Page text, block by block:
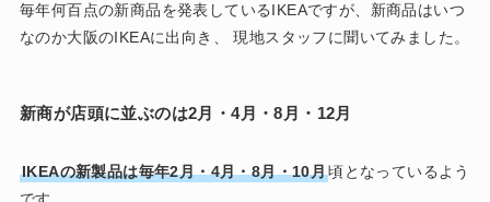
毎年何百点の新商品を発表しているIKEAですが、新商品はいつ
なのか大阪のIKEAに出向き、 現地スタッフに聞いてみました。
新商が店頭に並ぶのは2月・4月・8月・12月
IKEAの新製品は毎年2月・4月・8月・10月頃となっているよう